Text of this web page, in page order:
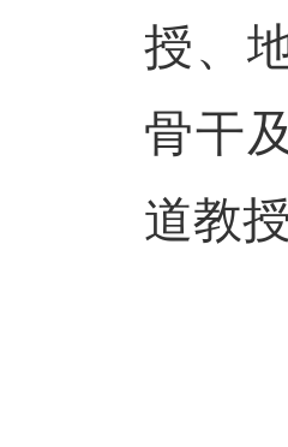
授、
骨干
道教